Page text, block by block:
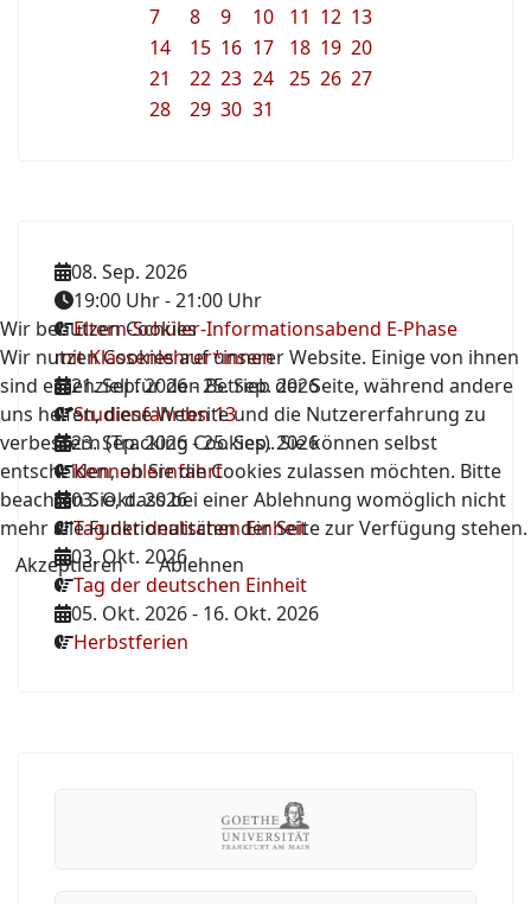
7
8 9 10 11 12 13
14
15 16 17 18 19 20
21
22 23 24 25 26 27
28
29 30 31
08. Sep. 2026
19:00 Uhr-21:00 Uhr
Eltern-Schüler-Informationsabend E-Phase
mit Klassenlehrer*innen
21. Sep. 2026-25. Sep. 2026
Studienfahrten 13
23. Sep. 2026-25. Sep. 2026
Kennenlernfahrt
03. Okt. 2026
Tag der deutschen Einheit
03. Okt. 2026
Tag der deutschen Einheit
05. Okt. 2026- 16. Okt. 2026
Herbstferien
Wir benutzen Cookies
Wir nutzen Cookies auf unserer Website. Einige von ihnen
sind essenziell für den Betrieb der Seite, während andere
uns helfen, diese Website und die Nutzererfahrung zu
verbessern (Tracking Cookies). Sie können selbst
entscheiden, ob Sie die Cookies zulassen möchten. Bitte
beachten Sie, dass bei einer Ablehnung womöglich nicht
mehr alle Funktionalitäten der Seite zur Verfügung stehen.
Akzeptieren
Ablehnen